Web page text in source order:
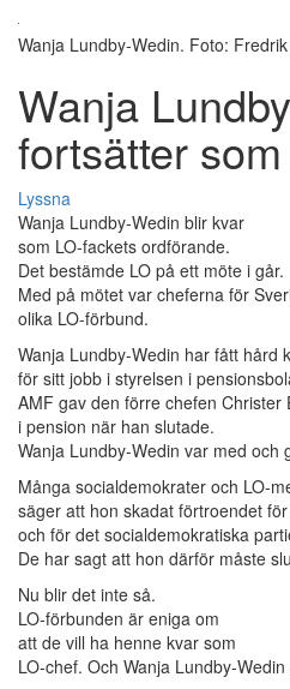
Wanja Lundby-Wedin. Foto:
Wanja
fortsätter
Lyssna
Wanja Lundby-Wedin blir kvar
som LO-fackets ordförande.
Det bestämde LO på ett möte i går.
Med på mötet var cheferna för
olika LO-förbund.
Wanja Lundby-Wedin har fått hård
för sitt jobb i styrelsen i
AMF gav den förre chefen
i pension när han slutade.
Wanja Lundby-Wedin var med och
Många socialdemokrater och LO-
säger att hon skadat förtroendet
och för det socialdemokratiska
De har sagt att hon därför måste
Nu blir det inte så.
LO-förbunden är eniga om
att de vill ha henne kvar som
LO-chef. Och Wanja Lundby-